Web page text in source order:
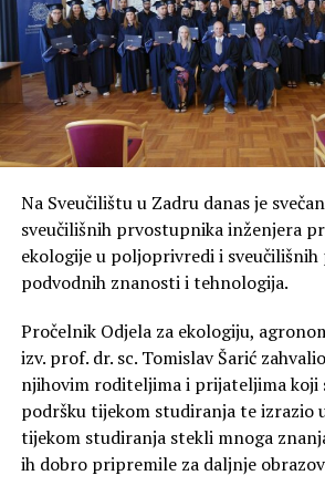
Kako prevaranti
pogrešan potez?
Među najčešćim metodama kojima se
je “ostao još samo jedan slobodan
cijeni”, čime stvaraju osjećaj hitnosti i
brzu odluku.
Još jedan čest znak upozorenja jest
izvrši izvan službenog sustava
bankovnom uplatom ili putem
privatnoj poruci. Prevaranti također
internetske stranice koje izgledaju
službenim stranicama Bookinga ili
do podataka o bankovnim karticama
Na Sveučilištu u Zadru danas je
sveučilišnih prvostupnika inženjera
ekologije u poljoprivredi i
podvodnih znanosti i tehnologija.
Pročelnik Odjela za ekologiju,
izv. prof. dr. sc. Tomislav Šarić
njihovim roditeljima i prijateljima koji
podršku tijekom studiranja te izrazio
tijekom studiranja stekli mnoga
ih dobro pripremile za daljnje